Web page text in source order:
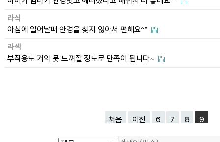
라식
아침에 일어날때 안경을 찾지 않아서 편해요^^
라섹
부작용도 거의 못 느껴질 정도로 만족이 됩니다~
처음 이전 6 7 8 9